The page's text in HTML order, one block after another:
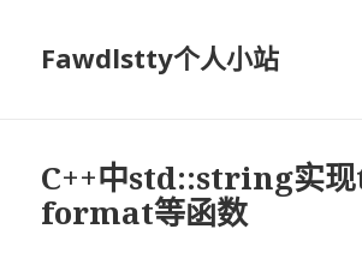
Fawdlstty个人小站
C++中std::string实
format等函数